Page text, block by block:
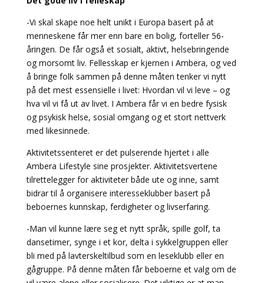
-Vi skal skape noe helt unikt i Europa basert på at
menneskene får mer enn bare en bolig, forteller 56-
åringen. De får også et sosialt, aktivt, helsebringende
og morsomt liv. Fellesskap er kjernen i Ambera, og ved
å bringe folk sammen på denne måten tenker vi nytt
på det mest essensielle i livet: Hvordan vil vi leve – og
hva vil vi få ut av livet. I Ambera får vi en bedre fysisk
og psykisk helse, sosial omgang og et stort nettverk
med likesinnede.
Aktivitetssenteret er det pulserende hjertet i alle
Ambera Lifestyle sine prosjekter. Aktivitetsvertene
tilrettelegger for aktiviteter både ute og inne, samt
bidrar til å organisere interesseklubber basert på
beboernes kunnskap, ferdigheter og livserfaring.
-Man vil kunne lære seg et nytt språk, spille golf, ta
dansetimer, synge i et kor, delta i sykkelgruppen eller
bli med på lavterskeltilbud som en leseklubb eller en
gågruppe. På denne måten får beboerne et valg om de